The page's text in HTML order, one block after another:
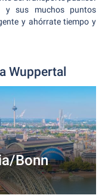
y sus muchos puntos
y ahórrate tiempo y
Wuppertal
Bonn